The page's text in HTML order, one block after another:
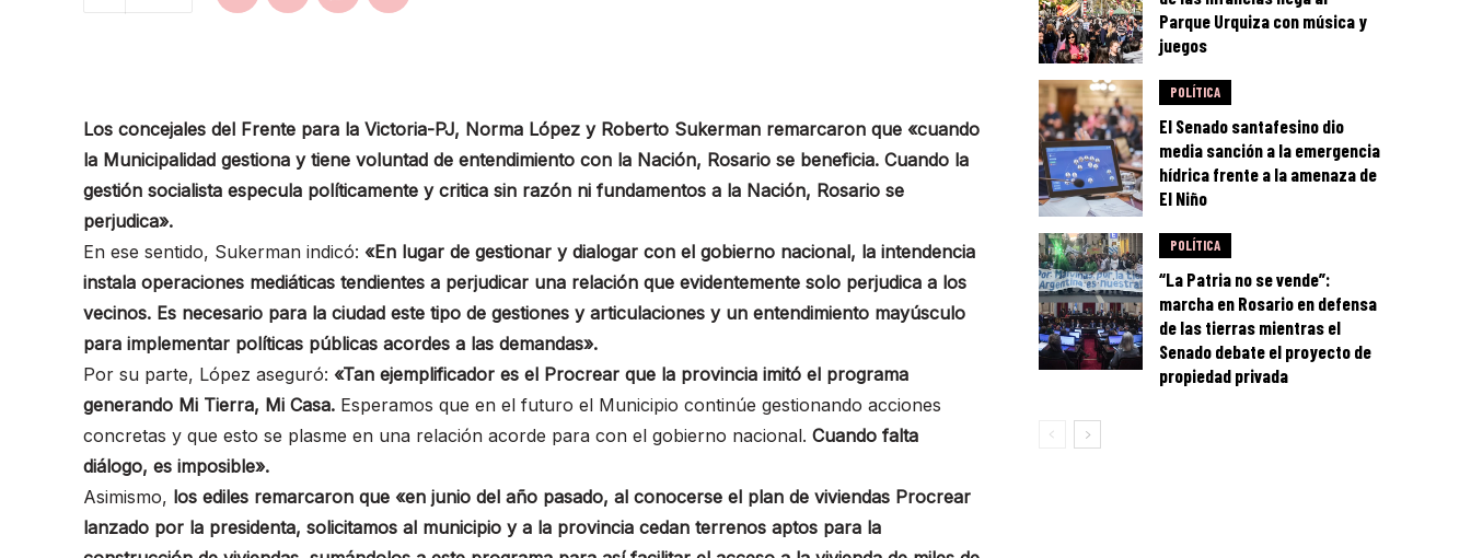
Los concejales del Frente para la Victoria-PJ, Norma López y Roberto Sukerman remarcaron que «cuando
la Municipalidad gestiona y tiene voluntad de entendimiento con la Nación, Rosario se beneficia. Cuando la
gestión socialista especula políticamente y critica sin razón ni fundamentos a la Nación, Rosario se
perjudica».
En ese sentido, Sukerman indicó: «En lugar de gestionar y dialogar con el gobierno nacional, la intendencia
instala operaciones mediáticas tendientes a perjudicar una relación que evidentemente solo perjudica a los
vecinos. Es necesario para la ciudad este tipo de gestiones y articulaciones y un entendimiento mayúsculo
para implementar políticas públicas acordes a las demandas».
Por su parte, López aseguró: «Tan ejemplificador es el Procrear que la provincia imitó el programa
generando Mi Tierra, Mi Casa. Esperamos que en el futuro el Municipio continúe gestionando acciones
concretas y que esto se plasme en una relación acorde para con el gobierno nacional. Cuando falta
diálogo, es imposible».
Asimismo, los ediles remarcaron que «en junio del año pasado, al conocerse el plan de viviendas Procrear
lanzado por la presidenta, solicitamos al municipio y a la provincia cedan terrenos aptos para la
Parque Urquiza con música y
juegos
POLÍTICA
El Senado santafesino dio
media sanción a la emergencia
hídrica frente a la amenaza de
El Niño
POLÍTICA
“La Patria no se vende”:
marcha en Rosario en defensa
de las tierras mientras el
Senado debate el proyecto de
propiedad privada